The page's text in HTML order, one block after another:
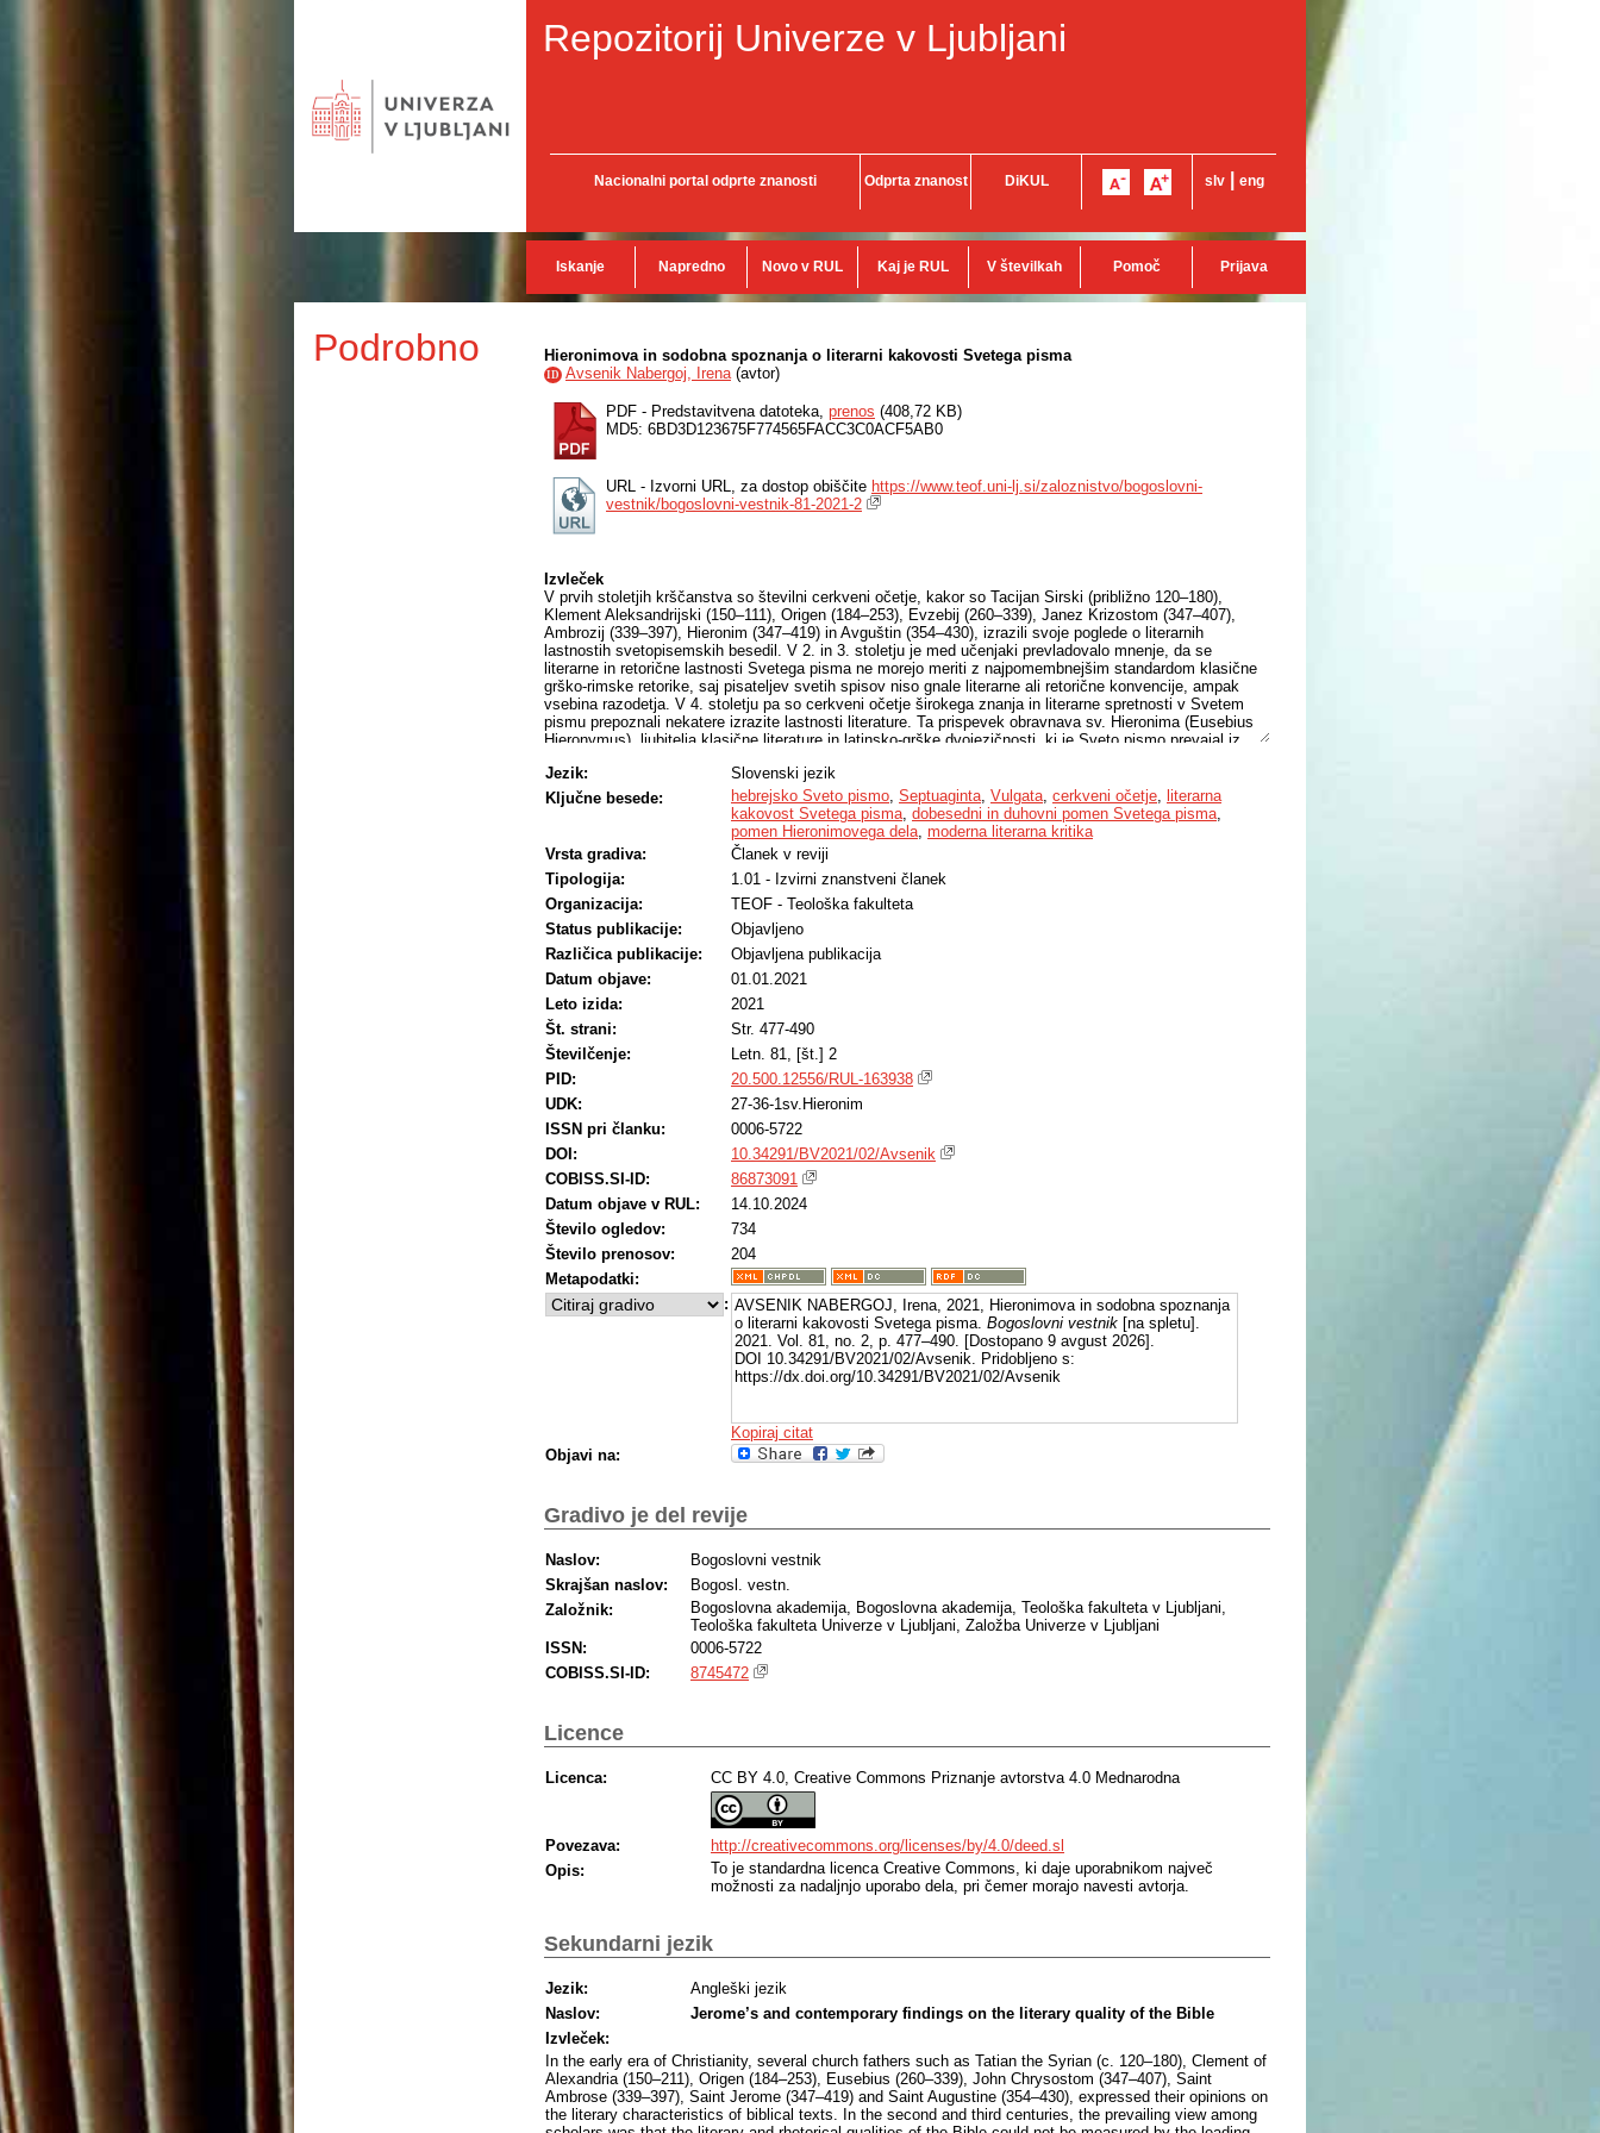
Repozitorij Univerze v Ljubljani
Nacionalni portal odprte znanosti Odprta znanost DiKUL slv eng
Iskanje Napredno Novo v RUL Kaj je RUL V številkah Pomoč Prijava
Podrobno Hieronimova in sodobna spoznanja o literarni kakovosti Svetega pisma
ID Avsenik Nabergoj, Irena(avtor)
PDF - Predstavitvena datoteka, prenos (408,72 KB)
MD5: 6BD3D123675F774565FACC3C0ACF5AB0
URL - Izvorni URL, za dostop obiščite https://www.teof.uni-lj.si/zaloznistvo/bogoslovni-
vestnik/bogoslovni-vestnik-81-2021-2
Izvleček
V prvih stoletjih krščanstva so številni cerkveni očetje, kakor so Tacijan Sirski (približno 120–180),
Klement Aleksandrijski (150–111), Origen (184–253), Evzebij (260–339), Janez Krizostom (347–407),
Ambrozij (339–397), Hieronim (347–419) in Avguštin (354–430), izrazili svoje poglede o literarnih
lastnostih svetopisemskih besedil. V 2. in 3. stoletju je med učenjaki prevladovalo mnenje, da se
literarne in retorične lastnosti Svetega pisma ne morejo meriti z najpomembnejšim standardom klasične
grško-rimske retorike, saj pisateljev svetih spisov niso gnale literarne ali retorične konvencije, ampak
vsebina razodetja. V 4. stoletju pa so cerkveni očetje širokega znanja in literarne spretnosti v Svetem
pismu prepoznali nekatere izrazite lastnosti literature. Ta prispevek obravnava sv. Hieronima (Eusebius
Hieronymus), ljubitelja klasične literature in latinsko-grške dvojezičnosti, ki je Sveto pismo prevajal iz
pretanjeno občutljivostjo za lepoto jezika. Bolj prepričljivo kakor katerikoli drug starodavni svetopisemski
učenjak je dokazal, da je hebrejska Stara zaveza umetniška na svoj posebni način. Ugotovil je, da imajo
literarne zvrsti Svetega pisma umetniško vrednost kot literatura in jih je mogoče najbolje razločiti ob
uporabi literarnih konvencij, ki so oblikovale Staro zavezo. Prispevek se osredotoča na Hieronimove
uvode v njegove prevode svetopisemskih knjig, na njegova pisma in svetopisemske komentarje, ki
najbolje kažejo njegovo prepričanje o umetniški kakovosti Svetega pisma.
Jezik:
Slovenski jezik
Ključne besede:
hebrejsko Sveto pismo, Septuaginta, Vulgata, cerkveni očetje, literarna
kakovost Svetega pisma, dobesedni in duhovni pomen Svetega pisma,
pomen Hieronimovega dela, moderna literarna kritika
Vrsta gradiva:
Članek v reviji
Tipologija:
1.01 - Izvirni znanstveni članek
Organizacija:
TEOF - Teološka fakulteta
Status publikacije:
Objavljeno
Različica publikacije:
Objavljena publikacija
Datum objave:
01.01.2021
Leto izida:
2021
Št. strani:
Str. 477-490
Številčenje:
Letn. 81, [št.] 2
PID:
20.500.12556/RUL-163938
UDK:
27-36-1sv.Hieronim
ISSN pri članku:
0006-5722
DOI:
10.34291/BV2021/02/Avsenik
COBISS.SI-ID:
86873091
Datum objave v RUL:
14.10.2024
Število ogledov:
734
Število prenosov:
204
Metapodatki:
: AVSENIK NABERGOJ, Irena, 2021, Hieronimova in sodobna spoznanja
o literarni kakovosti Svetega pisma. Bogoslovni vestnik [na spletu].
2021. Vol. 81, no. 2, p. 477–490. [Dostopano 9 avgust 2026].
DOI 10.34291/BV2021/02/Avsenik. Pridobljeno s:
https://dx.doi.org/10.34291/BV2021/02/Avsenik
Kopiraj citat
Objavi na:
Gradivo je del revije
Naslov:
Bogoslovni vestnik
Skrajšan naslov:
Bogosl. vestn.
Založnik:
Bogoslovna akademija, Bogoslovna akademija, Teološka fakulteta v Ljubljani,
Teološka fakulteta Univerze v Ljubljani, Založba Univerze v Ljubljani
ISSN:
0006-5722
COBISS.SI-ID:
8745472
Licence
Licenca: CC BY 4.0, Creative Commons Priznanje avtorstva 4.0 Mednarodna
Povezava:
http://creativecommons.org/licenses/by/4.0/deed.sl
Opis:
To je standardna licenca Creative Commons, ki daje uporabnikom največ
možnosti za nadaljnjo uporabo dela, pri čemer morajo navesti avtorja.
Sekundarni jezik
Jezik:
Angleški jezik
Naslov:
Jerome’s and contemporary findings on the literary quality of the Bible
Izvleček:
In the early era of Christianity, several church fathers such as Tatian the Syrian (c. 120–180), Clement of
Alexandria (150–211), Origen (184–253), Eusebius (260–339), John Chrysostom (347–407), Saint
Ambrose (339–397), Saint Jerome (347–419) and Saint Augustine (354–430), expressed their opinions on
the literary characteristics of biblical texts. In the second and third centuries, the prevailing view among